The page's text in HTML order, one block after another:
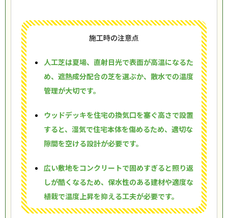
施工時の注意点
人工芝は夏場、直射日光で表面が高温になるた
め、遮熱成分配合の芝を選ぶか、散水での温度
管理が大切です。
ウッドデッキを住宅の換気口を塞ぐ高さで設置
すると、湿気で住宅本体を傷めるため、適切な
隙間を空ける設計が必要です。
広い敷地をコンクリートで固めすぎると照り返
しが酷くなるため、保水性のある建材や適度な
植栽で温度上昇を抑える工夫が必要です。